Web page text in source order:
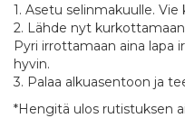
1. Asetu selinmakuulle.
2. Lähde nyt
Pyri irrottamaan aina lapa
hyvin.
3. Palaa alkuasentoon ja
*Hengitä ulos rutistuksen